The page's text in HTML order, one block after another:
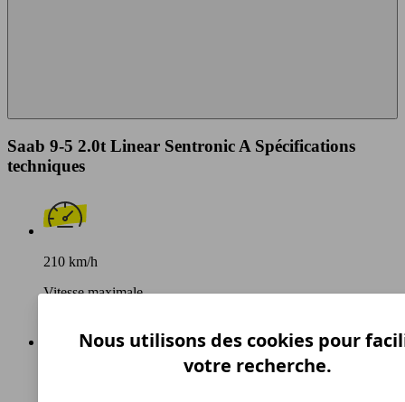
Saab 9-5 2.0t Linear Sentronic A Spécifications
techniques
210 km/h
Vitesse maximale
Nous utilisons des cookies pour
votre recherche.